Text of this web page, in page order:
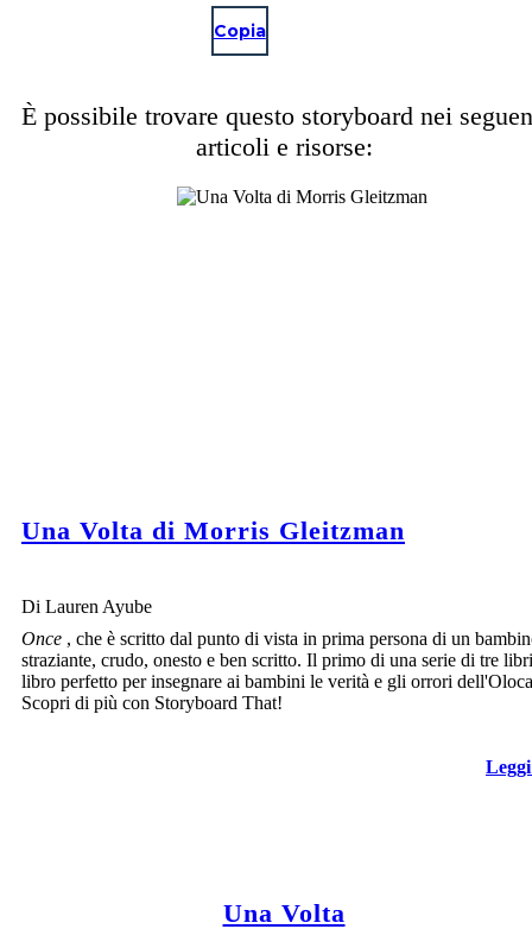
Copia
È possibile trovare questo storyboard nei
articoli e risorse:
Una Volta di Morris Gleitzman
Di Lauren Ayube
Once , che è scritto dal punto di vista in prima persona di un
straziante, crudo, onesto e ben scritto. Il primo di una serie di tre
libro perfetto per insegnare ai bambini le verità e gli orrori
Scopri di più con Storyboard That!
Una Volta